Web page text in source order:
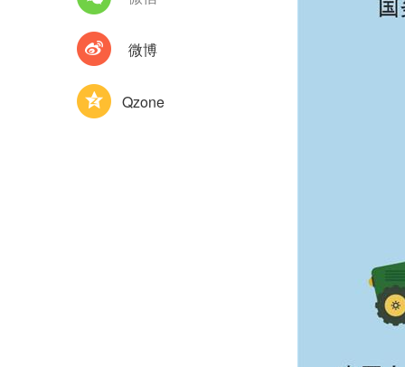
微博
Qzone